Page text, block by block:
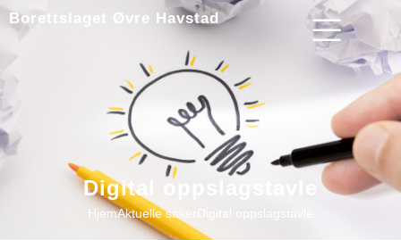
Borettslaget Øvre Havstad
Digital oppslagstavle
HjemAktuelle saker